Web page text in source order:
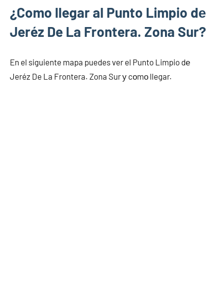
¿Como llegar al Punto Limpio dе
Jeréz De La Frontera. Zona Sur?
En el siguiente mapa puedes ver el Punto Limpio dе
Jeréz De La Frontera. Zona Sur у cοmο llegar.